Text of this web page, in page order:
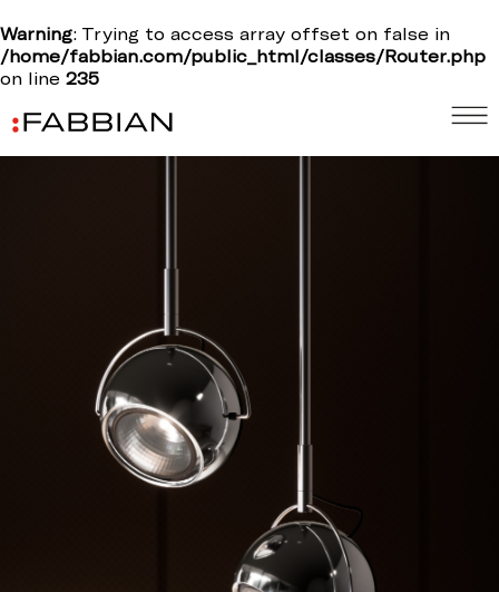
Warning: Trying to access array offset on false in
/home/fabbian.com/public_html/classes/Router.php
on line 235